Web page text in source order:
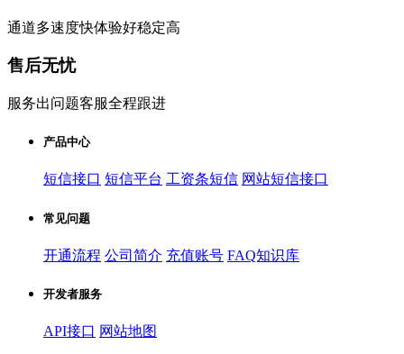
通道多速度快体验好稳定高
售后无忧
服务出问题客服全程跟进
产品中心
短信接口 短信平台 工资条短信 网站短信接口
常见问题
开通流程 公司简介 充值账号 FAQ知识库
开发者服务
API接口 网站地图